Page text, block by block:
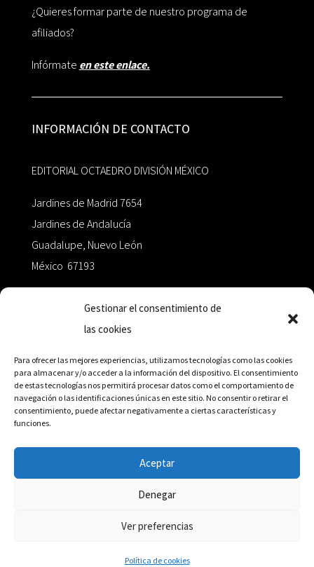
Gestionar el consentimiento de
las cookies
Para ofrecer las mejores experiencias, utilizamos tecnologías como las cookies
para almacenar y/o acceder a la información del dispositivo. El consentimiento
de estas tecnologías nos permitirá procesar datos como el comportamiento de
navegación o las identificaciones únicas en este sitio. No consentir o retirar el
consentimiento, puede afectar negativamente a ciertas características y
funciones.
Aceptar
Denegar
Ver preferencias
Política de cookies
¿Quieres formar parte de nuestro programa de
afiliados?
Infórmate en este enlace.
INFORMACIÓN DE CONTACTO
EDITORIAL OCTAEDRO DIVISIÓN MÉXICO
Jardines de Madrid 7654
Jardines de Andalucía
Guadalupe, Nuevo León
México 67193
+52 811.499.5638
RED DE DISTRIBUCIÓN